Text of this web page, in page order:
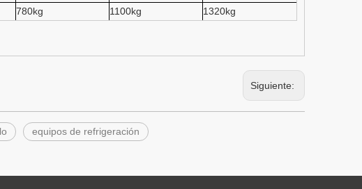
780kg 1100kg 1320kg
Siguiente:
equipos de refrigeración